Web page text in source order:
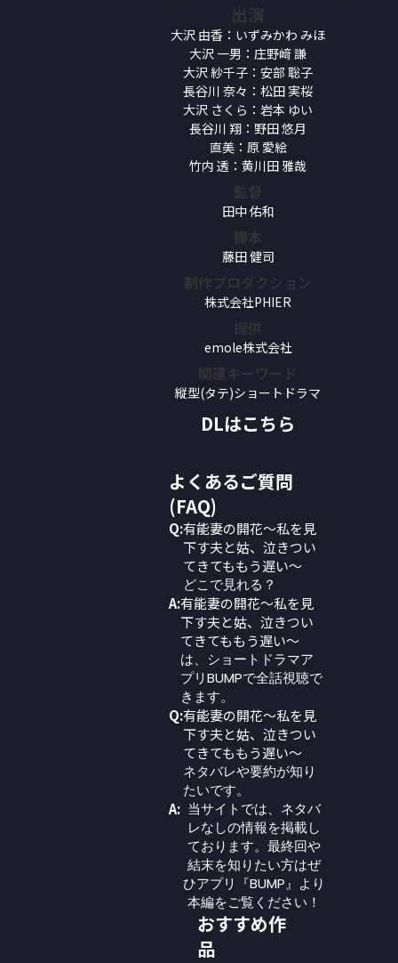
出演
大沢 由香：いずみかわ みほ
大沢 一男：庄野﨑 謙
大沢 紗千子：安部 聡子
長谷川 奈々：松田 実桜
大沢 さくら：岩本 ゆい
長谷川 翔：野田 悠月
直美：原 愛絵
竹内 透：黄川田 雅哉
監督
田中 佑和
脚本
藤田 健司
制作プロダクション
株式会社PHIER
提供
emole株式会社
関連キーワード
縦型(タテ)ショートドラマ
DLはこちら
よくあるご質問
(FAQ)
Q:有能妻の開花〜私を見
下す夫と姑、泣きつい
てきてももう遅い〜
どこで見れる？
A:有能妻の開花〜私を見
下す夫と姑、泣きつい
てきてももう遅い〜
は、ショートドラマア
プリBUMPで全話視聴で
きます。
Q:有能妻の開花〜私を見
下す夫と姑、泣きつい
てきてももう遅い〜
ネタバレや要約が知り
たいです。
A: 当サイトでは、ネタバ
レなしの情報を掲載し
ております。最終回や
結末を知りたい方はぜ
ひアプリ『BUMP』より
本編をご覧ください！
おすすめ作
品